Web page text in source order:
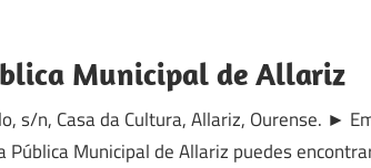
Municipal de Allariz
s/n, Casa da Cultura, Allariz, Ourense. ►
Municipal de Allariz puedes